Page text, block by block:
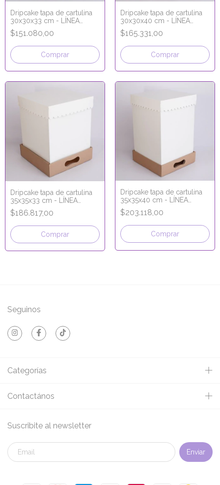
Dripcake tapa de cartulina
30x30x33 cm - LÍNEA
PREMIUM
$151.080,00
Comprar
Dripcake tapa de cartulina
30x30x40 cm - LÍNEA
PREMIUM
$165.331,00
Comprar
Dripcake tapa de cartulina
35x35x33 cm - LÍNEA
PREMIUM
$186.817,00
Comprar
Dripcake tapa de cartulina
35x35x40 cm - LÍNEA
PREMIUM
$203.118,00
Comprar
Seguinos
Categorías
Contactános
Suscribite al newsletter